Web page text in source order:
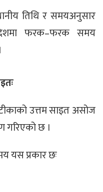
तिथि र समयअनुसार
देशमा फरक–फरक समय
उत्तम साइत असोज
गरिएको छ ।
यस प्रकार छः